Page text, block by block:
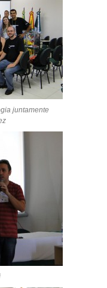
juntamente